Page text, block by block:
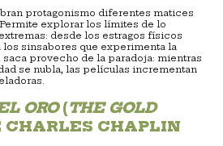
protagonismo diferentes matices
explorar los límites de lo
desde los estragos físicos
los sinsabores que experimenta la
provecho de la paradoja: mientras
se nubla, las películas incrementan
ORO(THE GOLD
CHARLES CHAPLIN